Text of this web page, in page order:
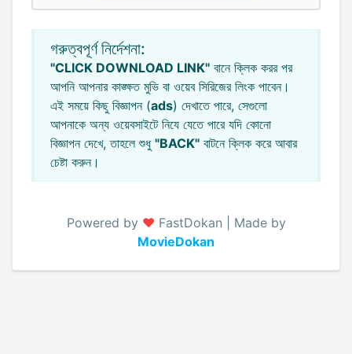
গরুত্বপূর্ণ নির্দেশনা:
"CLICK DOWNLOAD LINK" বানে ক্লিক করর পর
আপনি আপনার কাঙ্ক্ষত মুভি বা ওয়েব সিরিজের লিংক পাবেন।
এই সময়ে কিছু বিজ্ঞাপন (ads) দেখাতে পারে, সেগুলো
আপনাকে অন্য ওয়েবসাইটে নিযে যেতে পারে যদি কোনো
বিজ্ঞাপন দেখে, তাহলে শুধু "BACK" বাটনে ক্লিক করে আবার
চেষ্টা করুন।
Powered by ♥️ FastDokan | Made by
MovieDokan